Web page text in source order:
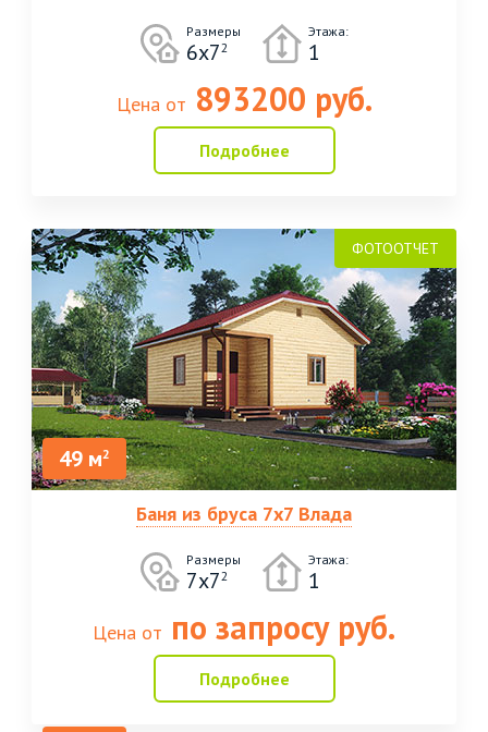
Размеры
6х72
Этажа:
1
Цена от 893200 руб.
Подробнее
49 м2
Баня из бруса 7х7 Влада
Размеры
7х72
Этажа:
1
Цена от по запросу руб.
Подробнее